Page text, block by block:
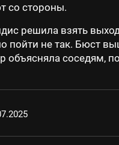
со стороны.
решила взять
пойти не так. Бюст
объясняла соседям,